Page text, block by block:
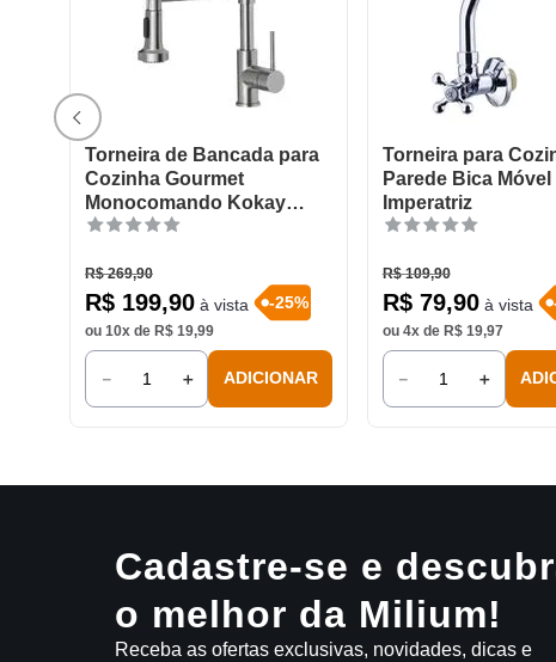
Torneira de Bancada para
Cozinha Gourmet
Monocomando Kokay
Cromada
R$ 269,90
R$ 199,90à vista -25%
ou 10x de R$ 19,99
＋
－ ADICIONAR
Torneira para
Parede Bica Móvel
Imperatriz
R$ 109,90
R$ 79,90à vista
ou 4x de R$ 19,97
＋
－
Cadastre-se e
o melhor da Milium!
Receba as ofertas exclusivas, novidades, dicas e